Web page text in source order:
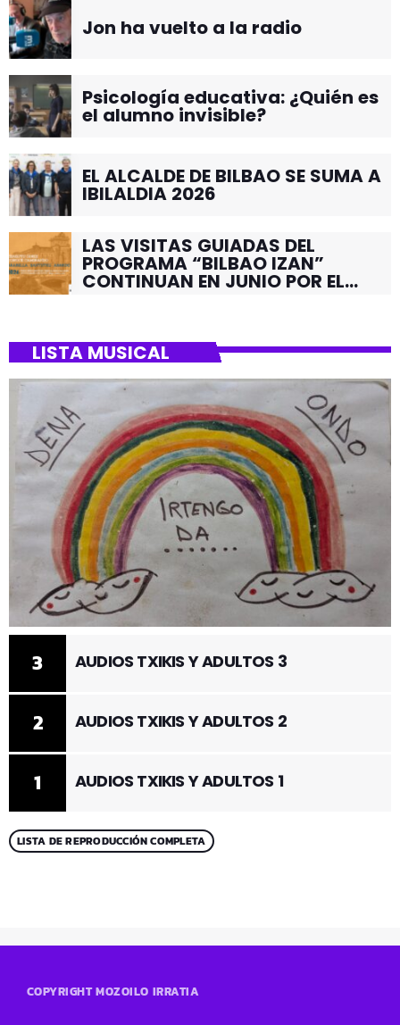
Jon ha vuelto a la radio
Psicología educativa: ¿Quién es
el alumno invisible?
EL ALCALDE DE BILBAO SE SUMA A
IBILALDIA 2026
LAS VISITAS GUIADAS DEL
PROGRAMA “BILBAO IZAN”
CONTINUAN EN JUNIO POR EL
LISTA MUSICAL
1 AUDIOS TXIKIS Y ADULTOS 1
2 AUDIOS TXIKIS Y ADULTOS 2
3 AUDIOS TXIKIS Y ADULTOS 3
LISTA DE REPRODUCCIÓN COMPLETA
COPYRIGHT MOZOILO IRRATIA